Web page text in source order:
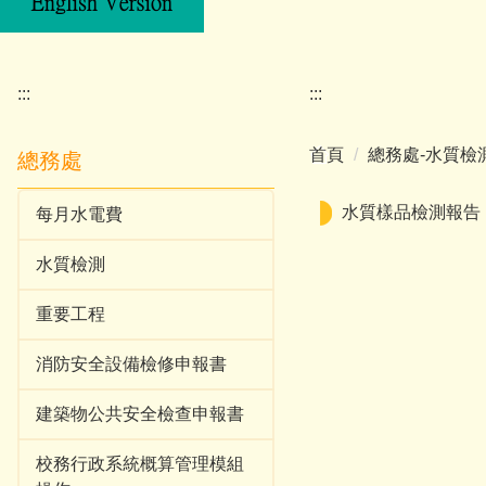
:::
總務處
每月水電費
水質檢測
重要工程
消防安全設備檢修申報書
建築物公共安全檢查申報書
校務行政系統概算管理模組
:::
首頁 總務處-水質檢
水質樣品檢測報告